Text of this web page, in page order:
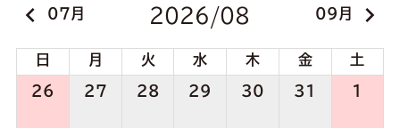
keyboard_arrow_left 07 2026/08 09 keyboard_arrow_right
日 月 火 水 木 金 土
26 27 28 29 30 31 1